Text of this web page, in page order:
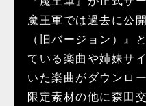
魔王軍では過去に公
（旧バージョン）』
ている楽曲や姉妹サ
いた楽曲がダウンロ
限定素材の他に森田